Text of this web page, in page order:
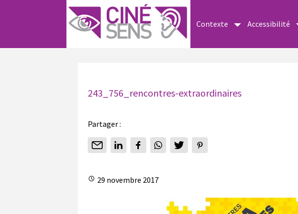
Contexte Accessibilité
243_756_rencontres-extraordinaires
Partager :
29 novembre 2017